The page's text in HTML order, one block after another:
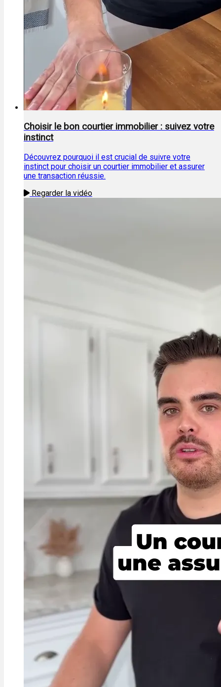
Choisir le bon courtier immobilier : suivez votre
instinct
Découvrez pourquoi il est crucial de suivre votre
instinct pour choisir un courtier immobilier et assurer
une transaction réussie.
Regarder la vidéo